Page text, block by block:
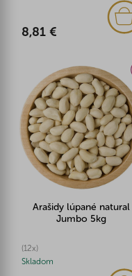
8,81 €
Arašidy lúpané natural
Jumbo 5kg
(12x)
Skladom